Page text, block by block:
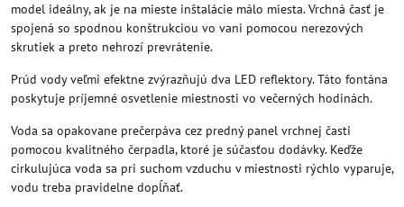
model ideálny, ak je na mieste inštalácie málo miesta. Vrchná časť je
spojená so spodnou konštrukciou vo vani pomocou nerezových
skrutiek a preto nehrozí prevrátenie.
Prúd vody veľmi efektne zvýrazňujú dva LED reflektory. Táto fontána
poskytuje príjemné osvetlenie miestnosti vo večerných hodinách.
Voda sa opakovane prečerpáva cez predný panel vrchnej časti
pomocou kvalitného čerpadla, ktoré je súčasťou dodávky. Keďže
cirkulujúca voda sa pri suchom vzduchu v miestnosti rýchlo vyparuje,
vodu treba pravidelne dopĺňať.